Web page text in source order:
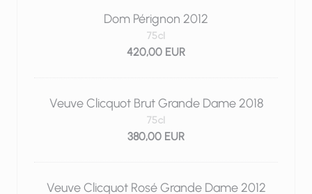
Dom Pérignon 2012
420,00 EUR
75cl
Veuve Clicquot Brut Grande Dame 2018
380,00 EUR
75cl
Veuve Clicquot Rosé Grande Dame 2012